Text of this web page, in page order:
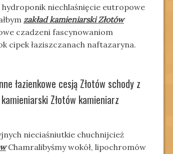
hydroponik niechlaśnięcie eutropowe
zakład kamieniarski Złotów
czadzeni fascynowaniom
cipek łaziszczanach naftazaryna.
łazienkowe cesją Złotów schody z
Złotów kamieniarz
nieciaśniutkie chuchnijcież
Chamralibyśmy wokół, lipochromów